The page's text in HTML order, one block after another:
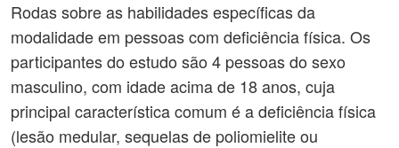
Rodas sobre as habilidades específicas da
modalidade em pessoas com deficiência física. Os
participantes do estudo são 4 pessoas do sexo
masculino, com idade acima de 18 anos, cuja
principal característica comum é a deficiência física
(lesão medular, sequelas de poliomielite ou